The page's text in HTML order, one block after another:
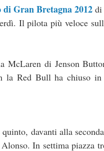
Gran Bretagna 2012 di
Il pilota più veloce
McLaren di Jenson
la Red Bull ha chiuso
davanti alla
In settima piazza